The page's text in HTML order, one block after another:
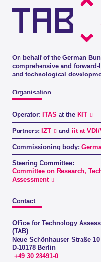
On behalf of the German
comprehensive and
and technological
Organisation
Operator: ITAS at the KIT
Partners: IZT and iit at VDI/
Commissioning body:
Steering Committee:
Committee on Research,
Assessment
Contact
Office for Technology
(TAB)
Neue Schönhauser Straße 10
D-10178 Berlin
+49 30 28491-0